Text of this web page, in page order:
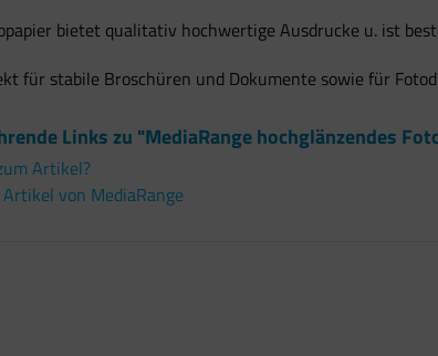
bietet qualitativ hochwertige Ausdrucke u. ist
für stabile Broschüren und Dokumente sowie für
Links zu "MediaRange hochglänzendes
Artikel?
von MediaRange